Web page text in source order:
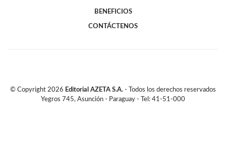
BENEFICIOS
CONTÁCTENOS
© Copyright 2026 Editorial AZETA S.A. - Todos los derechos reservados
Yegros 745, Asunción - Paraguay - Tel: 41-51-000